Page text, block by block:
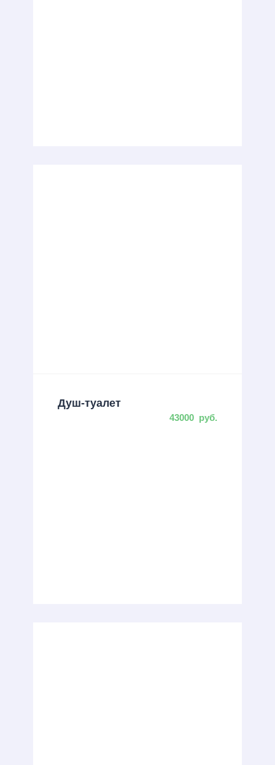
Душ-туалет
43000 руб.